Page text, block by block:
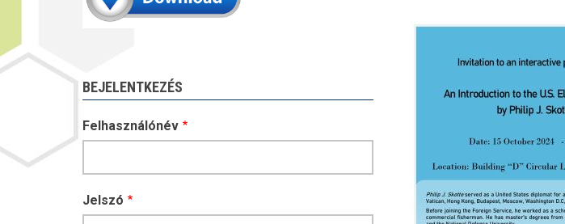
BEJELENTKEZÉS
Felhasználónév
Jelszó